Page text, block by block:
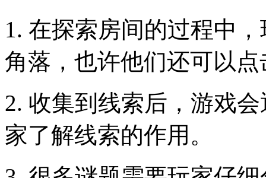
1. 在探索房间的过程中
角落，也许他们还可以
2. 收集到线索后，游戏
家了解线索的作用。